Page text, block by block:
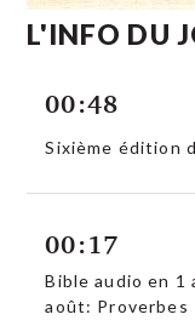
L'INFO DU
00:48
Sixième édition
00:17
Bible audio en 1
août: Proverbes